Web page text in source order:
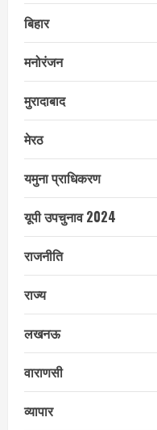
बिहार
मनोरंजन
मुरादाबाद
मेरठ
यमुना प्राधिकरण
यूपी उपचुनाव 2024
राजनीति
राज्य
लखनऊ
वाराणसी
व्यापार